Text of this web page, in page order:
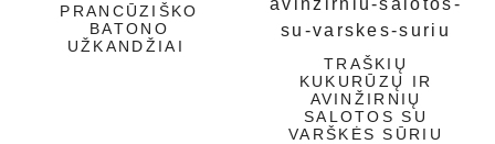
PRANCŪZIŠKO
BATONO
UŽKANDŽIAI
TRAŠKIŲ
KUKURŪZŲ IR
AVINŽIRNIŲ
SALOTOS SU
VARŠKĖS SŪRIU